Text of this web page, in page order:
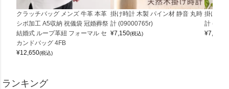
クラッチバッグ メンズ 牛革 本革
シボ加工 A5収納 祝儀袋 冠婚葬祭
結婚式 ループ革紐 フォーマル セ
カンドバッグ 4FB
¥12,650(税込)
掛け時計 木製 パイン材 静音 丸時
計 (09000765r)
¥7,150(税込)
掛け時
計
¥7,150
ランキング